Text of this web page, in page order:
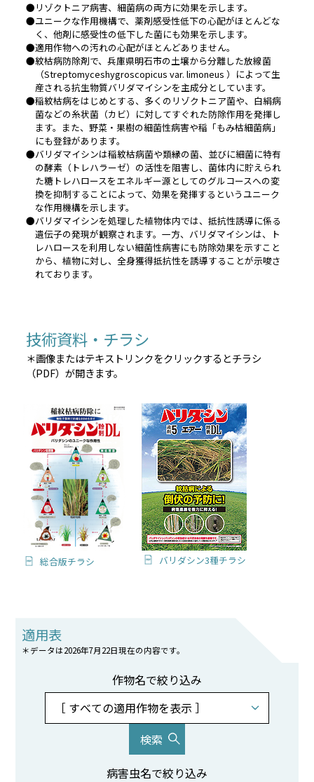
●リゾクトニア病害、細菌病の両方に効果を示します。
●ユニークな作用機構で、薬剤感受性低下の心配がほとんどな
く、他剤に感受性の低下した菌にも効果を示します。
●適用作物への汚れの心配がほとんどありません。
●紋枯病防除剤で、兵庫県明石市の土壌から分離した放線菌
（Streptomyceshygroscopicus var. limoneus ）によって生
産される抗生物質バリダマイシンを主成分としています。
●稲紋枯病をはじめとする、多くのリゾクトニア菌や、白絹病
菌などの糸状菌（カビ）に対してすぐれた防除作用を発揮し
ます。また、野菜・果樹の細菌性病害や稲「もみ枯細菌病」
にも登録があります。
●バリダマイシンは稲紋枯病菌や類縁の菌、並びに細菌に特有
の酵素（トレハラーゼ）の活性を阻害し、菌体内に貯えられ
た糖トレハロースをエネルギー源としてのグルコースへの変
換を抑制することによって、効果を発揮するというユニーク
な作用機構を示します。
●バリダマイシンを処理した植物体内では、抵抗性誘導に係る
遺伝子の発現が観察されます。一方、バリダマイシンは、ト
レハロースを利用しない細菌性病害にも防除効果を示すこと
から、植物に対し、全身獲得抵抗性を誘導することが示唆さ
れております。
技術資料・チラシ
＊画像またはテキストリンクをクリックするとチラシ
（PDF）が開きます。
総合版チラシ バリダシン3種チラシ
適用表
＊データは2026年7月22日現在の内容です。
作物名で絞り込み
病害虫名で絞り込み